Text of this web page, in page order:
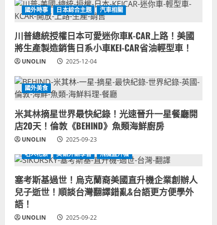
國外時事 日本綜合主題 汽車相關
川普總統授權日本可愛迷你車K-CAR上路！美國
將生產製造銷售日系小車KEI-CAR省油輕型車！
UNOLIN 2025-12-04
國外美食
米其林摘星世界最快紀錄！光速晉升一星餐廳開
店20天！倫敦《BEHIND》魚類海鮮廚房
UNOLIN
2025-09-23
名人花絮
美語外語學習 飛機直升機
塞考斯基過世！烏克蘭裔美國直升機企業創辦人
兒子逝世！順談台灣翻譯錯亂&台語更方便學外
語！
UNOLIN 2025-09-22